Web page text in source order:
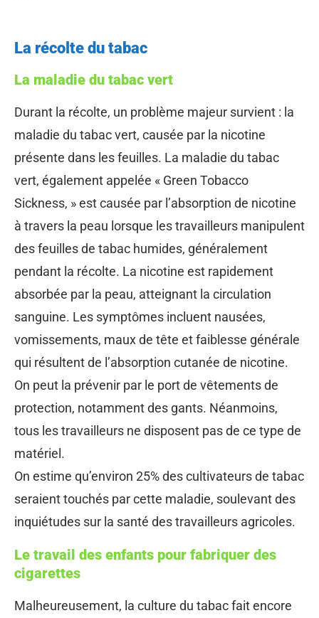
La récolte du tabac
La maladie du tabac vert
Durant la récolte, un problème majeur survient : la
maladie du tabac vert, causée par la nicotine
présente dans les feuilles. La maladie du tabac
vert, également appelée « Green Tobacco
Sickness, » est causée par l’absorption de nicotine
à travers la peau lorsque les travailleurs manipulent
des feuilles de tabac humides, généralement
pendant la récolte. La nicotine est rapidement
absorbée par la peau, atteignant la circulation
sanguine. Les symptômes incluent nausées,
vomissements, maux de tête et faiblesse générale
qui résultent de l’absorption cutanée de nicotine.
On peut la prévenir par le port de vêtements de
protection, notamment des gants. Néanmoins,
tous les travailleurs ne disposent pas de ce type de
matériel.
On estime qu’environ 25% des cultivateurs de tabac
seraient touchés par cette maladie, soulevant des
inquiétudes sur la santé des travailleurs agricoles.
Le travail des enfants pour fabriquer des
cigarettes
Malheureusement, la culture du tabac fait encore